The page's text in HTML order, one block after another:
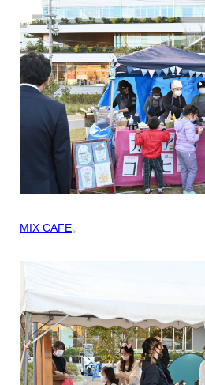
MIX CAFE。